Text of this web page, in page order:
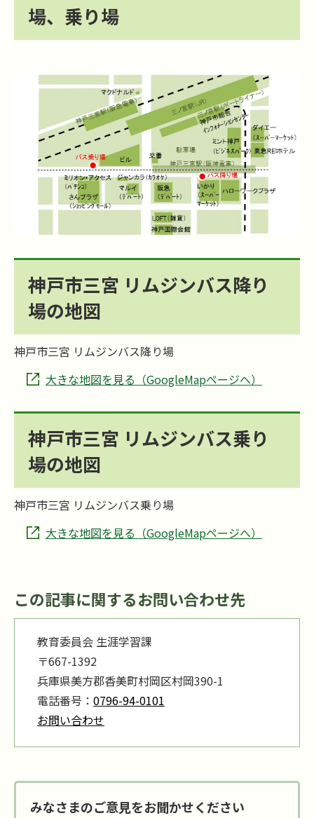
場、乗り場
神戸市三宮 リムジンバス降り
場の地図
神戸市三宮 リムジンバス降り場
大きな地図を見る（GoogleMapページへ）
神戸市三宮 リムジンバス乗り
場の地図
神戸市三宮 リムジンバス乗り場
大きな地図を見る（GoogleMapページへ）
この記事に関するお問い合わせ先
教育委員会 生涯学習課
〒667-1392
兵庫県美方郡香美町村岡区村岡390-1
電話番号： 0796-94-0101
お問い合わせ
みなさまのご意見をお聞かせください